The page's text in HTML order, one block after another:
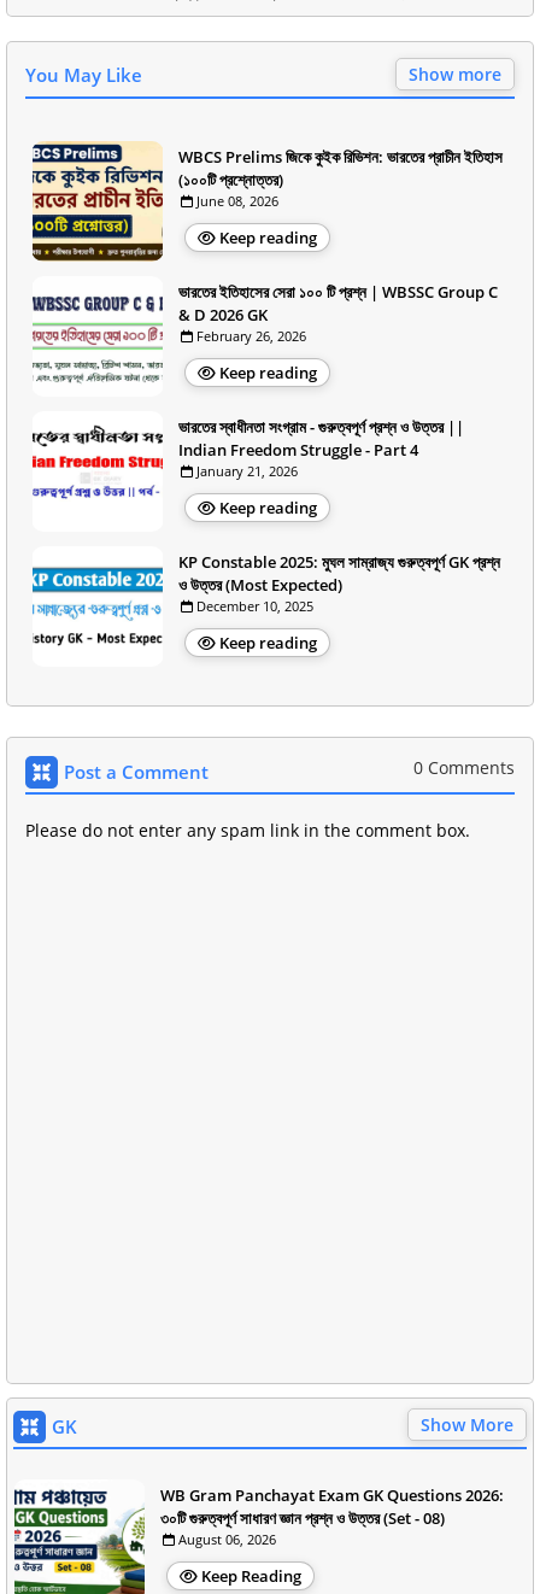
You May Like Show more
WBCS Prelims জিকে কুইক রিভিশন: ভারতের প্রাচীন ইতিহাস
(১০০টি প্রশ্নোত্তর)
June 08, 2026
Keep reading
ভারতের ইতিহাসের সেরা ১০০ টি প্রশ্ন | WBSSC Group C
& D 2026 GK
February 26, 2026
Keep reading
ভারতের স্বাধীনতা সংগ্রাম - গুরুত্বপূর্ণ প্রশ্ন ও উত্তর ||
Indian Freedom Struggle - Part 4
January 21, 2026
Keep reading
KP Constable 2025: মুঘল সাম্রাজ্য গুরুত্বপূর্ণ GK প্রশ্ন
ও উত্তর (Most Expected)
December 10, 2025
Keep reading
Post a Comment 0 Comments
Please do not enter any spam link in the comment box.
GK Show More
WB Gram Panchayat Exam GK Questions 2026:
৩০টি গুরুত্বপূর্ণ সাধারণ জ্ঞান প্রশ্ন ও উত্তর (Set - 08)
August 06, 2026
Keep Reading